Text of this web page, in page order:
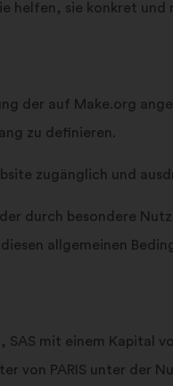
helfen, sie konkret und
der auf Make.org
zu definieren.
zugänglich und
durch besondere
allgemeinen
mit einem Kapital
von PARIS unter der